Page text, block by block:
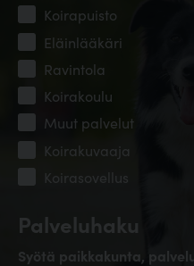
Palveluhaku
Syötä paikkakunta,
Koirapuisto
Eläinlääkäri
Ravintola
Koirakoulu
Muut palvelut
Koirakuvaaja
Koirasovellus